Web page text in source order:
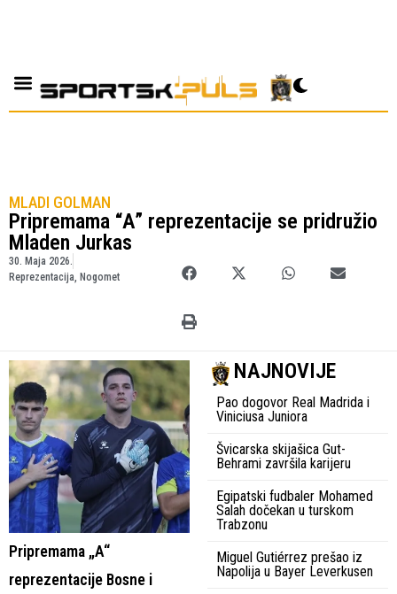
MLADI GOLMAN
Pripremama “A” reprezentacije se pridružio
Mladen Jurkas
30. Maja 2026.
Reprezentacija, Nogomet
Pripremama „A“
reprezentacije Bosne i
NAJNOVIJE
Pao dogovor Real Madrida i
Viniciusa Juniora
Švicarska skijašica Gut-
Behrami završila karijeru
Egipatski fudbaler Mohamed
Salah dočekan u turskom
Trabzonu
Miguel Gutiérrez prešao iz
Napolija u Bayer Leverkusen